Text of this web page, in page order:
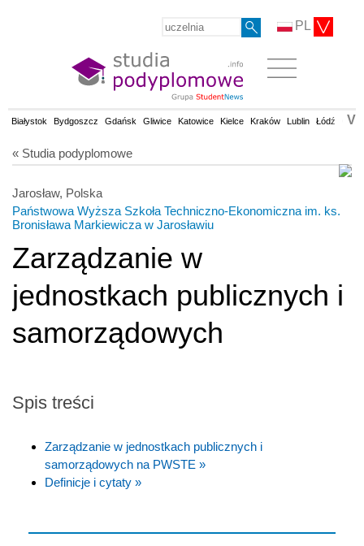
PL
Białystok Bydgoszcz Gdańsk Gliwice Katowice Kielce Kraków Lublin Łódź V
« Studia podyplomowe
Jarosław, Polska
Państwowa Wyższa Szkoła Techniczno-Ekonomiczna im. ks.
Bronisława Markiewicza w Jarosławiu
Zarządzanie w
jednostkach publicznych i
samorządowych
Spis treści
Zarządzanie w jednostkach publicznych i
samorządowych na PWSTE »
Definicje i cytaty »